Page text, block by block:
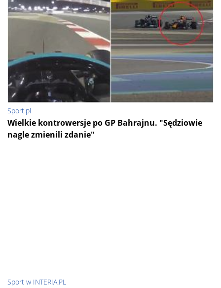
Sport.pl
Wielkie kontrowersje po GP Bahrajnu. "Sędziowie
nagle zmienili zdanie"
Sport w INTERIA.PL